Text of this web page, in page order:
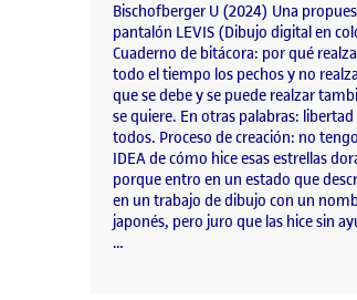
Bischofberger U (2024) Una
pantalón LEVIS (Dibujo digital en
Cuaderno de bitácora: por qué
todo el tiempo los pechos y no
que se debe y se puede realzar
se quiere. En otras palabras: libertad
todos. Proceso de creación: no
IDEA de cómo hice esas estrellas
porque entro en un estado que
en un trabajo de dibujo con un
japonés, pero juro que las hice sin
…